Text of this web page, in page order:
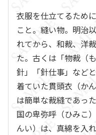
衣服を仕立てるため
こと。縫い物。明治
れてから、和裁、洋
た。古くは「物裁（
針」「針仕事」など
着ていた貫頭衣（か
は簡単な裁縫であっ
国の卑弥呼（ひみこ
んい）は、真綿を入